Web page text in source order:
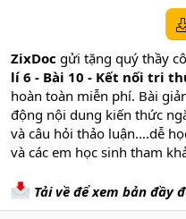
o
n
d
a
t
s
ZixDoc gửi tặng quý thầy
lí 6 - Bài 10 - Kết nối tri
hoàn toàn miễn phí. Bài
động nội dung kiến thức
và câu hỏi thảo luận....dễ
và các em học sinh tham
Tải về để xem bản đầy